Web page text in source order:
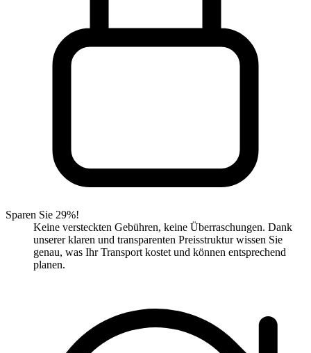
Sparen Sie 29%!
Keine versteckten Gebühren, keine Überraschungen. Dank
unserer klaren und transparenten Preisstruktur wissen Sie
genau, was Ihr Transport kostet und können entsprechend
planen.